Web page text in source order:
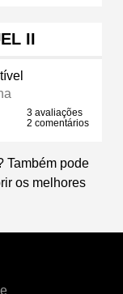
II
3 avaliações
2 comentários
Também pode
os melhores